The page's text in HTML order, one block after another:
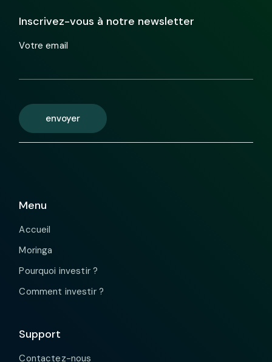
Inscrivez-vous à notre newsletter
Votre email
envoyer
Menu
Accueil
Moringa
Pourquoi investir ?
Comment investir ?
Support
Contactez-nous